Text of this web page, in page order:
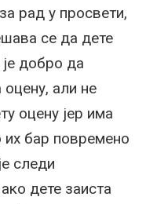
рад у просвети,
се да дете
добро да
оцену, али не
оцену јер има
их бар повремено
следи
дете заиста